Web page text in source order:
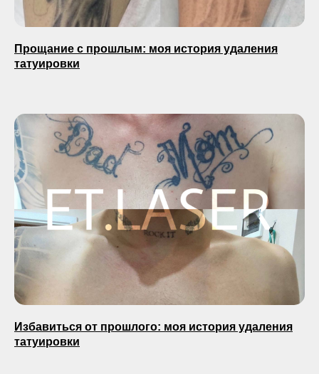
Прощание с прошлым: моя история удаления
татуировки
Избавиться от прошлого: моя история удаления
татуировки